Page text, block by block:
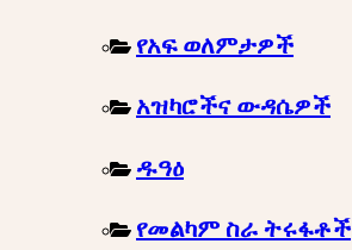
የአፍ ወለምታዎች
አዝካሮችና ውዳሴዎች
ዱዓዕ
የመልካም ስራ ትሩፋቶች